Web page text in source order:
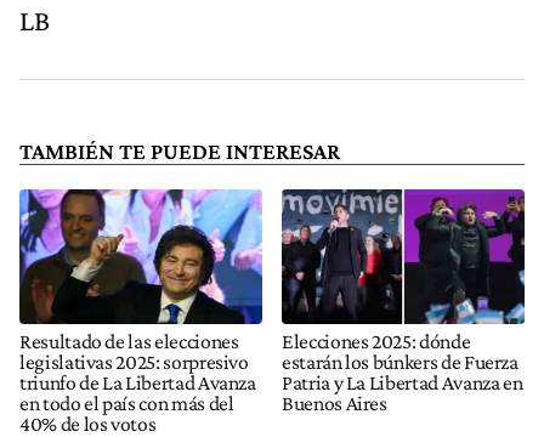
LB
TAMBIÉN TE PUEDE INTERESAR
Resultado de las elecciones
legislativas 2025: sorpresivo
triunfo de La Libertad Avanza
en todo el país con más del
40% de los votos
Elecciones 2025: dónde
estarán los búnkers de Fuerza
Patria y La Libertad Avanza en
Buenos Aires